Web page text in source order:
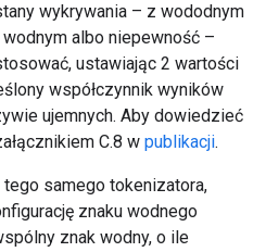
wykrywania – z wododnym
albo niepewność –
ustawiając 2 wartości
współczynnik wyników
ujemnych. Aby dowiedzieć
C.8 w publikacji.
samego tokenizatora,
znaku wodnego
znak wodny, o ile